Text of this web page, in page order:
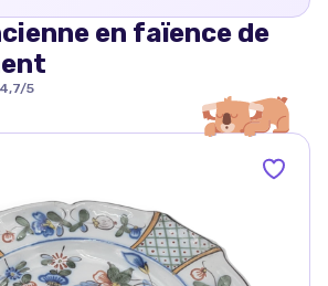
en faïence de
4,7/5